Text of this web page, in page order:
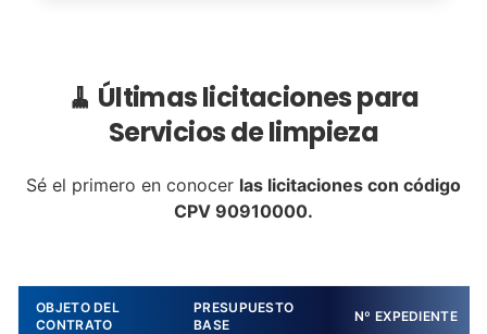
🧹 Últimas licitaciones para
Servicios de limpieza
Sé el primero en conocer las licitaciones con código
CPV 90910000.
OBJETO DEL
CONTRATO
PRESUPUESTO
BASE
Nº EXPEDIENTE